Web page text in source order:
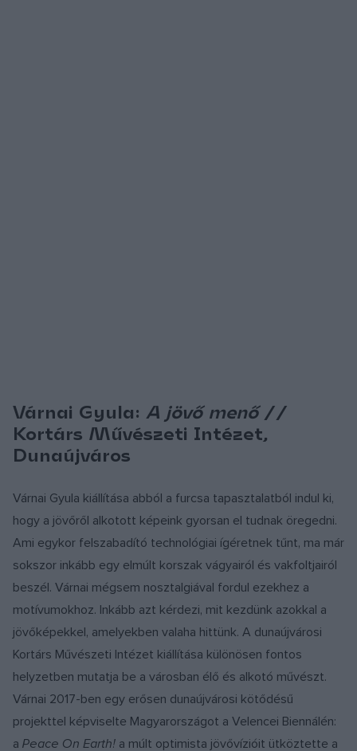
Várnai Gyula: A jövő menő//
Kortárs Művészeti Intézet,
Dunaújváros
Várnai Gyula kiállítása abból a furcsa tapasztalatból indul ki,
hogy a jövőről alkotott képeink gyorsan el tudnak öregedni.
Ami egykor felszabadító technológiai ígéretnek tűnt, ma már
sokszor inkább egy elmúlt korszak vágyairól és vakfoltjairól
beszél. Várnai mégsem nosztalgiával fordul ezekhez a
motívumokhoz. Inkább azt kérdezi, mit kezdünk azokkal a
jövőképekkel, amelyekben valaha hittünk. A dunaújvárosi
Kortárs Művészeti Intézet kiállítása különösen fontos
helyzetben mutatja be a városban élő és alkotó művészt.
Várnai 2017-ben egy erősen dunaújvárosi kötődésű
projekttel képviselte Magyarországot a Velencei Biennálén:
a Peace On Earth! a múlt optimista jövővízióit ütköztette a